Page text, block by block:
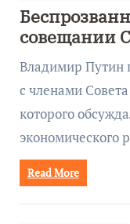
совещании
Владимир Путин
с членами
которого
экономического
Read More